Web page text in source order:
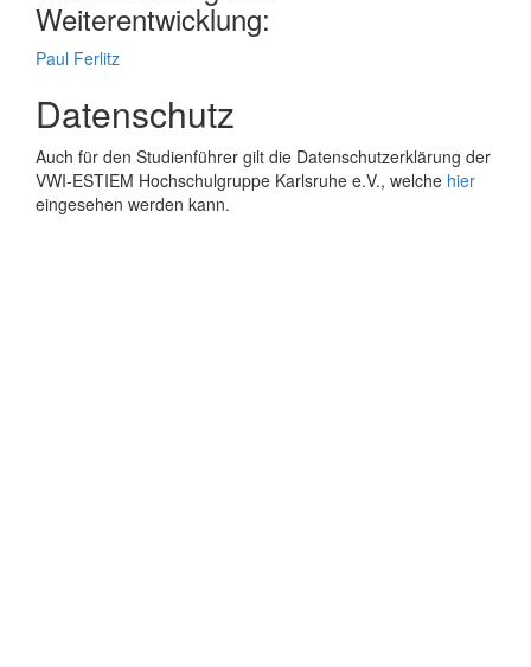
Weiterentwicklung:
Paul Ferlitz
Datenschutz
Auch für den Studienführer gilt die Datenschutzerklärung der
VWI-ESTIEM Hochschulgruppe Karlsruhe e.V., welche hier
eingesehen werden kann.